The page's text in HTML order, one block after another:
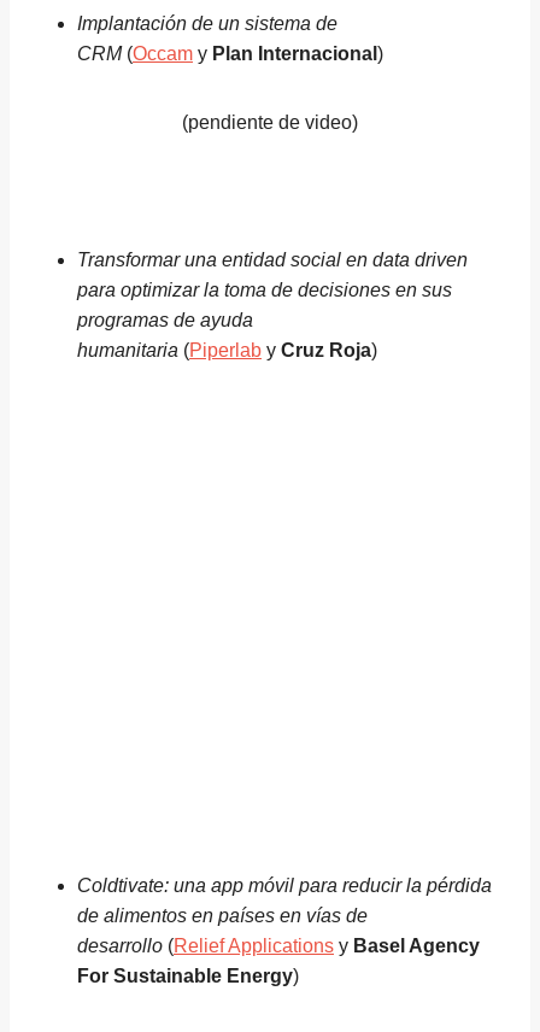
Implantación de un sistema de
CRM(Occam y Plan Internacional )
(pendiente de video)
Transformar una entidad social en data driven
para optimizar la toma de decisiones en sus
programas de ayuda
humanitaria (Piperlab y Cruz Roja)
Coldtivate: una app móvil para reducir la pérdida
de alimentos en países en vías de
desarrollo (Relief Applications y Basel Agency
For Sustainable Energy)